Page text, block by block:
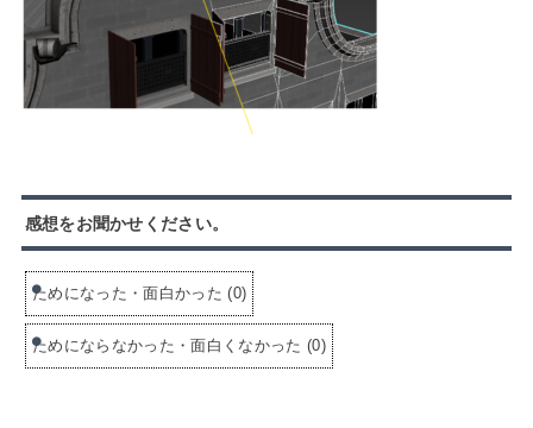
感想をお聞かせください。
ためになった・面白かった (0)
ためにならなかった・面白くなかった (0)